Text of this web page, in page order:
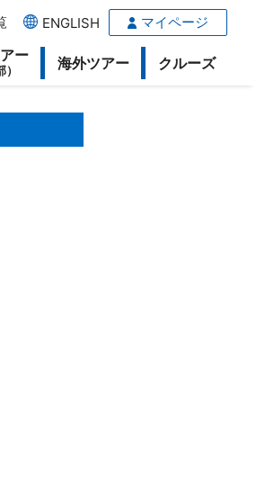
ENGLISH マイページ
ー 海外ツアー クルーズ